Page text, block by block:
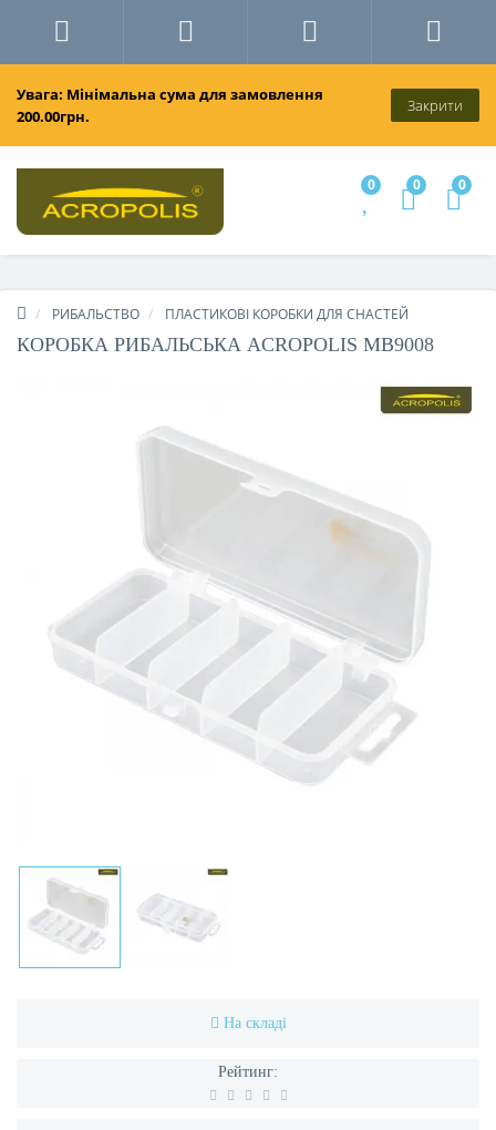
Увага: Мінімальна сума для замовлення
200.00грн.
Закрити
0 0 0
РИБАЛЬСТВО ПЛАСТИКОВІ КОРОБКИ ДЛЯ СНАСТЕЙ
КОРОБКА РИБАЛЬСЬКА ACROPOLIS МВ9008
На складі
Рейтинг: